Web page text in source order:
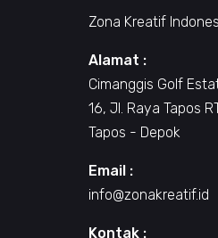
Zona Kreatif
Alamat :
Cimanggis Golf
16, Jl. Raya Tapos
Tapos - Depok
Email :
info@zonakreatif.id
Kontak :